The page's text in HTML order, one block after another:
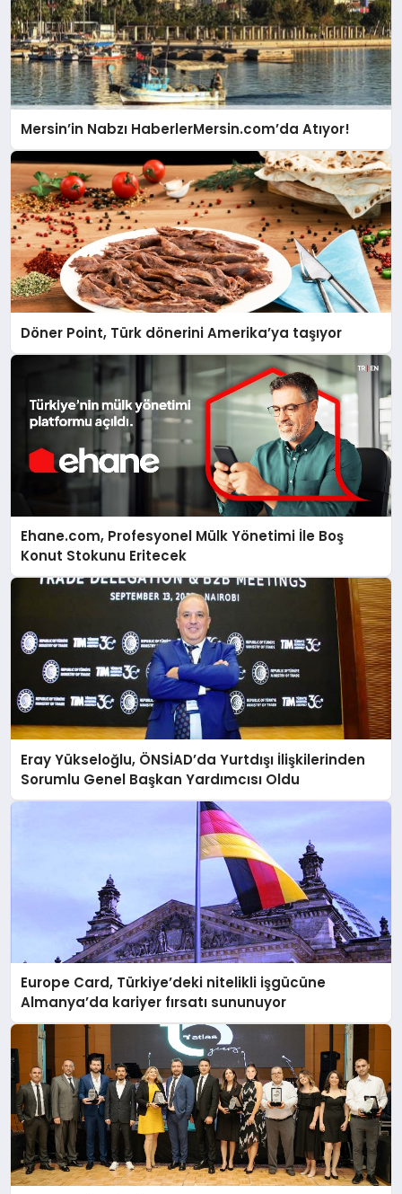
Mersin’in Nabzı HaberlerMersin.com’da Atıyor!
Döner Point, Türk dönerini Amerika’ya taşıyor
Ehane.com, Profesyonel Mülk Yönetimi İle Boş
Konut Stokunu Eritecek
Eray Yükseloğlu, ÖNSİAD’da Yurtdışı İlişkilerinden
Sorumlu Genel Başkan Yardımcısı Oldu
Europe Card, Türkiye’deki nitelikli işgücüne
Almanya’da kariyer fırsatı sununuyor